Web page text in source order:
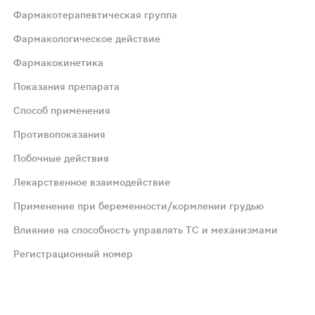
кардиотоническое действие (замедляет ритм и
повышенной раздражительностью,
количестве (30–50 мл) воды. Разовая доза у
Фармакотерапевтическая группа
Фармакологическое действие
Фармакокинетика
Показания препарата
Способ применения
Противопоказания
Побочные действия
Лекарственное взаимодействие
Применение при беременности/кормлении грудью
Влияние на способность управлять ТС и механизмами
Регистрационный номер